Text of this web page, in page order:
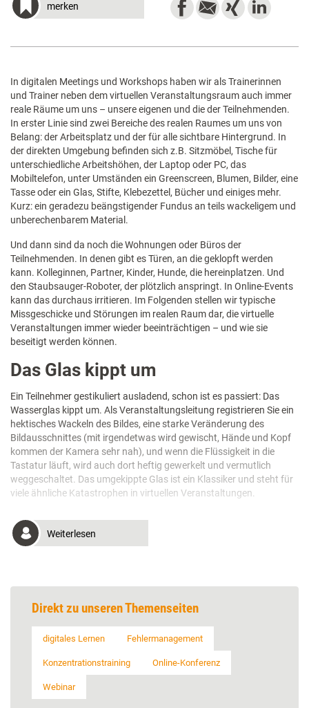
merken
In digitalen Meetings und Workshops haben wir als Trainerinnen
und Trainer neben dem virtuellen Veranstaltungsraum auch immer
reale Räume um uns – unsere eigenen und die der Teilnehmenden.
In erster Linie sind zwei Bereiche des realen Raumes um uns von
Belang: der Arbeitsplatz und der für alle sichtbare Hintergrund. In
der direkten Umgebung befinden sich z.B. Sitzmöbel, Tische für
unterschiedliche Arbeitshöhen, der Laptop oder PC, das
Mobiltelefon, unter Umständen ein Greenscreen, Blumen, Bilder, eine
Tasse oder ein Glas, Stifte, Klebezettel, Bücher und einiges mehr.
Kurz: ein geradezu beängstigender Fundus an teils wackeligem und
unberechenbarem Material.
Und dann sind da noch die Wohnungen oder Büros der
Teilnehmenden. In denen gibt es Türen, an die geklopft werden
kann. Kolleginnen, Partner, Kinder, Hunde, die hereinplatzen. Und
den Staubsauger-Roboter, der plötzlich anspringt. In Online-Events
kann das durchaus irritieren. Im Folgenden stellen wir typische
Missgeschicke und Störungen im realen Raum dar, die virtuelle
Veranstaltungen immer wieder beeinträchtigen – und wie sie
beseitigt werden können.
Das Glas kippt um
Ein Teilnehmer gestikuliert ausladend, schon ist es passiert: Das
Wasserglas kippt um. Als Veranstaltungsleitung registrieren Sie ein
hektisches Wackeln des Bildes, eine starke Veränderung des
Bildausschnittes (mit irgendetwas wird gewischt, Hände und Kopf
kommen der Kamera sehr nah), und wenn die Flüssigkeit in die
Tastatur läuft, wird auch dort heftig gewerkelt und vermutlich
weggeschaltet. Das umgekippte Glas ist ein Klassiker und steht für
viele ähnliche Katastrophen in virtuellen Veranstaltungen.
Weiterlesen
Direkt zu unseren Themenseiten
digitales Lernen Fehlermanagement
Konzentrationstraining Online-Konferenz
Webinar